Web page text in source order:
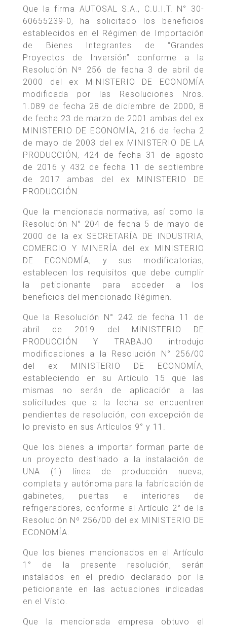
Que la firma AUTOSAL S.A., C.U.I.T. N° 30-
60655239-0, ha solicitado los beneficios
establecidos en el Régimen de Importación
de Bienes Integrantes de “Grandes
Proyectos de Inversión” conforme a la
Resolución Nº 256 de fecha 3 de abril de
2000 del ex MINISTERIO DE ECONOMÍA
modificada por las Resoluciones Nros.
1.089 de fecha 28 de diciembre de 2000, 8
de fecha 23 de marzo de 2001 ambas del ex
MINISTERIO DE ECONOMÍA, 216 de fecha 2
de mayo de 2003 del ex MINISTERIO DE LA
PRODUCCIÓN, 424 de fecha 31 de agosto
de 2016 y 432 de fecha 11 de septiembre
de 2017 ambas del ex MINISTERIO DE
PRODUCCIÓN.
Que la mencionada normativa, así como la
Resolución N° 204 de fecha 5 de mayo de
2000 de la ex SECRETARÍA DE INDUSTRIA,
COMERCIO Y MINERÍA del ex MINISTERIO
DE ECONOMÍA, y sus modificatorias,
establecen los requisitos que debe cumplir
la peticionante para acceder a los
beneficios del mencionado Régimen.
Que la Resolución N° 242 de fecha 11 de
abril de 2019 del MINISTERIO DE
PRODUCCIÓN Y TRABAJO introdujo
modificaciones a la Resolución N° 256/00
del ex MINISTERIO DE ECONOMÍA,
estableciendo en su Artículo 15 que las
mismas no serán de aplicación a las
solicitudes que a la fecha se encuentren
pendientes de resolución, con excepción de
lo previsto en sus Artículos 9° y 11.
Que los bienes a importar forman parte de
un proyecto destinado a la instalación de
UNA (1) línea de producción nueva,
completa y autónoma para la fabricación de
gabinetes, puertas e interiores de
refrigeradores, conforme al Artículo 2° de la
Resolución Nº 256/00 del ex MINISTERIO DE
ECONOMÍA.
Que los bienes mencionados en el Artículo
1° de la presente resolución, serán
instalados en el predio declarado por la
peticionante en las actuaciones indicadas
en el Visto.
Que la mencionada empresa obtuvo el